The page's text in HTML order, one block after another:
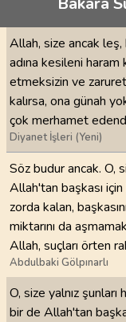
Allah, size ancak leş,
adına kesileni
etmeksizin ve
kalırsa, ona günah
çok merhamet
Diyanet İşleri (Yeni)
Söz budur ancak. O,
Allah'tan başkası
zorda kalan,
miktarını da
Allah, suçları örten
Abdulbaki Gölpınarlı
O, size yalnız şunları
bir de Allah'tan